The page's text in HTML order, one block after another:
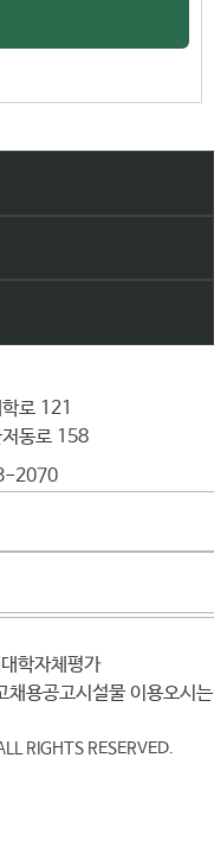
로 121
저동로 158
2070
대학자체평가
채용공고 시설물 이용
오시
RIGHTS RESERVED.